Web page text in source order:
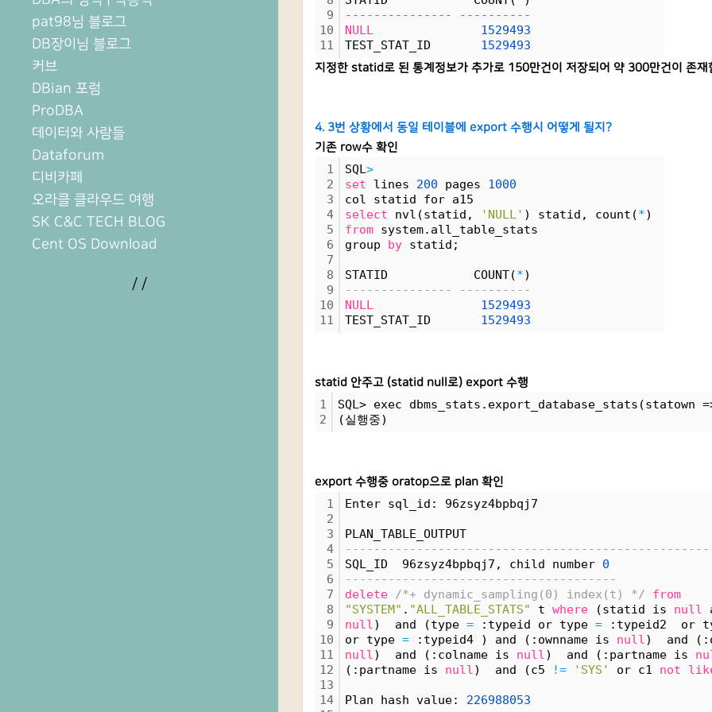
pat98님 블로그
DB장이님 블로그
커브
DBian 포럼
ProDBA
데이터와 사람들
Dataforum
디비카페
오라클 클라우드 여행
SK C&C TECH BLOG
Cent OS Download
/ /
9
10
11
---------------
----------
NULL
1529493
TEST_STAT_ID 1529493
지정한 statid로 된 통계정보가 추가로 150만건이 저장되어 약 300만건이 존재
4. 3번 상황에서 동일 테이블에 export 수행시 어떻게 될지?
기존 row수 확인
1
2
3
4
5
6
7
8
9
10
11
SQL>
set lines 200 pages 1000
col statid for a15
select nvl(statid, 'NULL' ) statid, count(*)
from system.all_table_stats
group by statid;
STATID            COUNT(*)
--------------- ----------
NULL
1529493
TEST_STAT_ID 1529493
statid 안주고 (statid null로) export 수행
1
2
SQL> exec dbms_stats.export_database_stats(statown
(실행중)
export 수행중 oratop으로 plan 확인
1
2
3
4
5
6
7
8
9
10
11
12
13
14
Enter sql_id: 96zsyz4bpbqj7
PLAN_TABLE_OUTPUT
SQL_ID  96zsyz4bpbqj7, child number 0
--------------------------------------
delete /*+ dynamic_sampling(0) index(t) */
from
"SYSTEM" . "ALL_TABLE_STATS" t where (statid is null
null)  and (type = :typeid or type = :typeid2  or
or type = :typeid4 ) and (:ownname is null)  and
null)  and (:colname is null)  and (:partname is
(:partname is null)  and (c5 != 'SYS' or c1 not
Plan hash value: 226988053